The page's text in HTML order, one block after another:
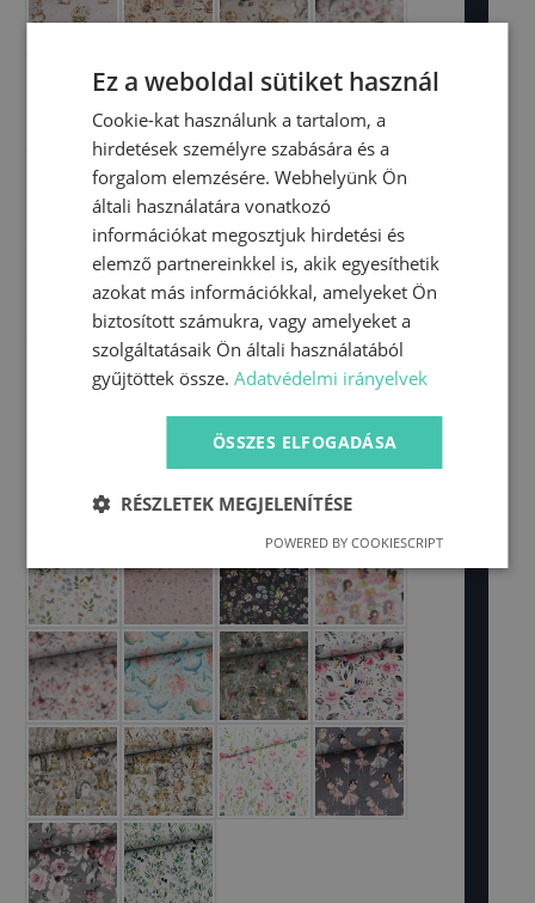
Ez a weboldal sütiket használ
Cookie-kat használunk a tartalom, a
hirdetések személyre szabására és a
forgalom elemzésére. Webhelyünk Ön
általi használatára vonatkozó
információkat megosztjuk hirdetési és
elemző partnereinkkel is, akik egyesíthetik
azokat más információkkal, amelyeket Ön
biztosított számukra, vagy amelyeket a
szolgáltatásaik Ön általi használatából
gyűjtöttek össze.Adatvédelmi irányelvek
ÖSSZES ELFOGADÁSA
RÉSZLETEK MEGJELENÍTÉSE
POWERED BY COOKIESCRIPT